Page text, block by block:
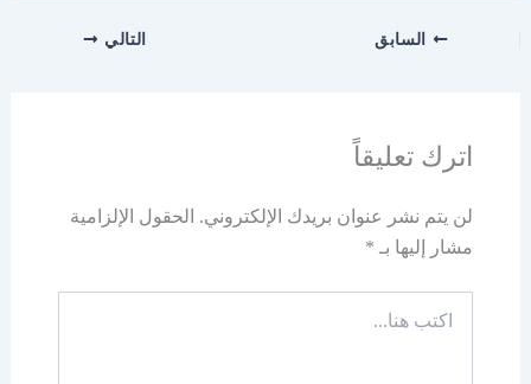
السابق التالي
اترك تعليقاً
لن يتم نشر عنوان بريدك الإلكتروني. الحقول الإلزامية
مشار إليها بـ *
هنا...